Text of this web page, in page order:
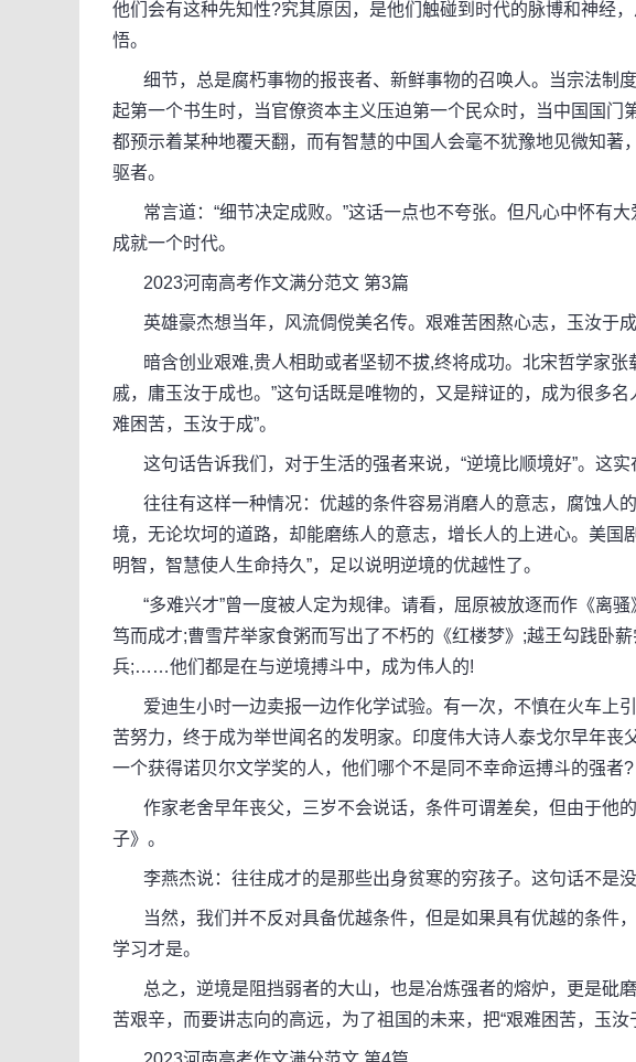
他们会有这种先知性?究其原因，是他们触碰到时代的脉博和神经
悟。
细节，总是腐朽事物的报丧者、新鲜事物的召唤人。当宗法制
起第一个书生时，当官僚资本主义压迫第一个民众时，当中国国门
都预示着某种地覆天翻，而有智慧的中国人会毫不犹豫地见微知著
驱者。
常言道：“细节决定成败。”这话一点也不夸张。但凡心中怀有
成就一个时代。
2023河南高考作文满分范文 第3篇
英雄豪杰想当年，风流倜傥美名传。艰难苦困熬心志，玉汝于
暗含创业艰难,贵人相助或者坚韧不拔,终将成功。北宋哲学家张
戚，庸玉汝于成也。”这句话既是唯物的，又是辩证的，成为很多
难困苦，玉汝于成”。
这句话告诉我们，对于生活的强者来说，“逆境比顺境好”。这实
往往有这样一种情况：优越的条件容易消磨人的意志，腐蚀人
境，无论坎坷的道路，却能磨练人的意志，增长人的上进心。美国
明智，智慧使人生命持久”，足以说明逆境的优越性了。
“多难兴才”曾一度被人定为规律。请看，屈原被放逐而作《离骚
笃而成才;曹雪芹举家食粥而写出了不朽的《红楼梦》;越王勾践卧
兵;……他们都是在与逆境搏斗中，成为伟人的!
爱迪生小时一边卖报一边作化学试验。有一次，不慎在火车上
苦努力，终于成为举世闻名的发明家。印度伟大诗人泰戈尔早年
一个获得诺贝尔文学奖的人，他们哪个不是同不幸命运搏斗的强者?
作家老舍早年丧父，三岁不会说话，条件可谓差矣，但由于他
子》。
李燕杰说：往往成才的是那些出身贫寒的穷孩子。这句话不是没
当然，我们并不反对具备优越条件，但是如果具有优越的条件
学习才是。
总之，逆境是阻挡弱者的大山，也是冶炼强者的熔炉，更是砒
苦艰辛，而要讲志向的高远，为了祖国的未来，把“艰难困苦，玉汝